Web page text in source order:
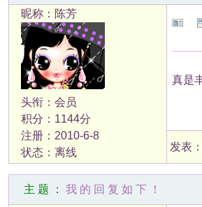
昵称：陈芳
头衔：会员
积分：1144分
注册：2010-6-8
状态：离线
真是
发表
主题： 我的回复如下！